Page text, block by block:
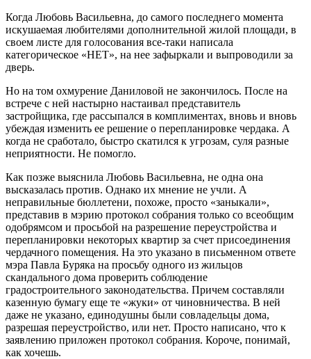
Когда Любовь Васильевна, до самого последнего момента
искушаемая любителями дополнительной жилой площади, в
своем листе для голосования все-таки написала
категорическое «НЕТ», на нее зафыркали и выпроводили за
дверь.
Но на том охмурение Даниловой не закончилось. После на
встрече с ней настырно настаивал представитель
застройщика, где рассыпался в комплиментах, вновь и вновь
убеждая изменить ее решение о перепланировке чердака. А
когда не сработало, быстро скатился к угрозам, суля разные
неприятности. Не помогло.
Как позже выяснила Любовь Васильевна, не одна она
высказалась против. Однако их мнение не учли. А
неправильные бюллетени, похоже, просто «заныкали»,
представив в мэрию протокол собрания только со всеобщим
одобрямсом и просьбой на разрешение переустройства и
перепланировки некоторых квартир за счет присоединения
чердачного помещения. На это указано в письменном ответе
мэра Павла Буряка на просьбу одного из жильцов
скандального дома проверить соблюдение
градостроительного законодательства. Причем составляли
казенную бумагу еще те «жуки» от чиновничества. В ней
даже не указано, единодушны были совладельцы дома,
разрешая переустройство, или нет. Просто написано, что к
заявлению приложен протокол собрания. Короче, понимай,
как хочешь.